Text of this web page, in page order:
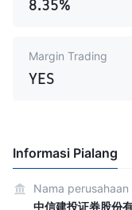
8.35%
Margin Trading
YES
Informasi Pialang
Nama perusahaan
中信建投证券股份